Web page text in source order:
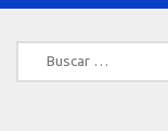
Buscar: